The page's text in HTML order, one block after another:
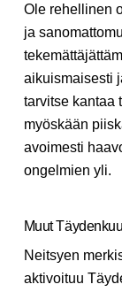
Ole rehellinen
ja
aikuismaisesti
tarvitse kantaa
myöskään
avoimesti
ongelmien yli.
Muut
Neitsyen
aktivoituu